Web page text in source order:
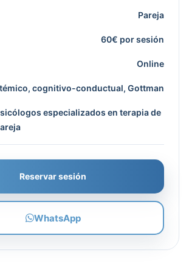
Pareja
60€ por sesión
Online
cognitivo-conductual, Gottman
especializados en terapia de
Reservar sesión
WhatsApp